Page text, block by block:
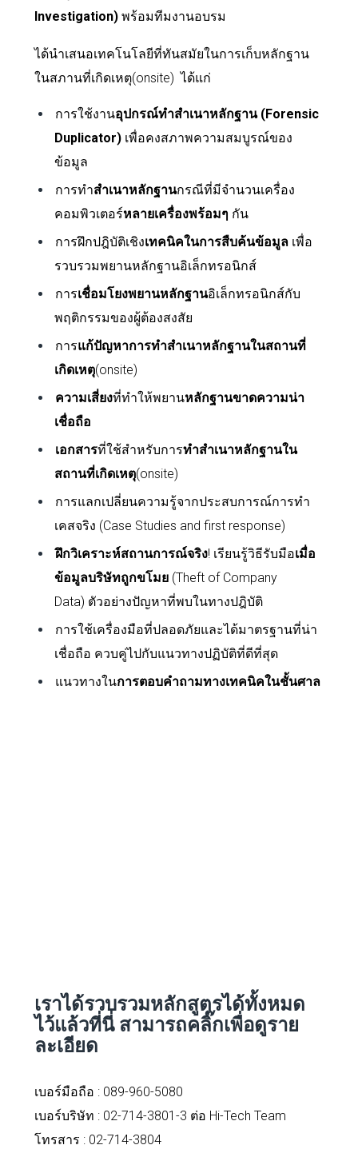
Investigation)พร้อมทีมงานอบรม
ได้นำเสนอเทคโนโลยีที่ทันสมัยในการเก็บหลักฐาน
ในสภานที่เกิดเหตุ(onsite)ได้แก่
การใช้งานอุปกรณ์ทำสำเนาหลักฐาน (Forensic
Duplicator) เพื่อคงสภาพความสมบูรณ์ของ
ข้อมูล
การทำสำเนาหลักฐานกรณีที่มีจำนวนเครื่อง
คอมพิวเตอร์หลายเครื่องพร้อมๆ กัน
การฝึกปฎิบัติเชิงเทคนิคในการสืบค้นข้อมูลเพื่อ
รวบรวมพยานหลักฐานอิเล็กทรอนิกส์
การเชื่อมโยงพยานหลักฐานอิเล็กทรอนิกส์กับ
พฤติกรรมของผู้ต้องสงสัย
การแก้ปัญหาการทำสำเนาหลักฐานในสถานที่
เกิดเหตุ(onsite)
ความเสี่ยงที่ทำให้พยานหลักฐานขาดความน่า
เชื่อถือ
เอกสารที่ใช้สำหรับการทำสำเนาหลักฐานใน
สถานที่เกิดเหตุ(onsite)
การแลกเปลี่ยนความรู้จากประสบการณ์การทำ
เคสจริง (Case Studies and first response)
ฝึกวิเคราะห์สถานการณ์จริง! เรียนรู้วิธีรับมือเมื่อ
ข้อมูลบริษัทถูกขโมย(Theft of Company
Data) ตัวอย่างปัญหาที่พบในทางปฎิบัติ
การใช้เครื่องมือที่ปลอดภัยและได้มาตรฐานที่น่า
เชื่อถือ ควบคู่ไปกับแนวทางปฏิบัติที่ดีที่สุด
แนวทางในการตอบคำถามทางเทคนิคในชั้นศาล
เราได้รวบรวมหลักสูตรได้ทั้งหมด
ไว้แล้วที่นี่สามารถคลิ๊กเพื่อดูราย
ละเอียด
เบอร์มือถือ : 089-960-5080
เบอร์บริษัท : 02-714-3801-3 ต่อ Hi-Tech Team
โทรสาร : 02-714-3804